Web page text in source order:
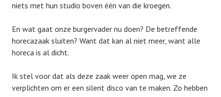
niets met hun studio boven één van die kroegen.
En wat gaat onze burgervader nu doen? De betreffende
horecazaak sluiten? Want dat kan al niet meer, want alle
horeca is al dicht.
Ik stel voor dat als deze zaak weer open mag, we ze
verplichten om er een silent disco van te maken. Zo hebben